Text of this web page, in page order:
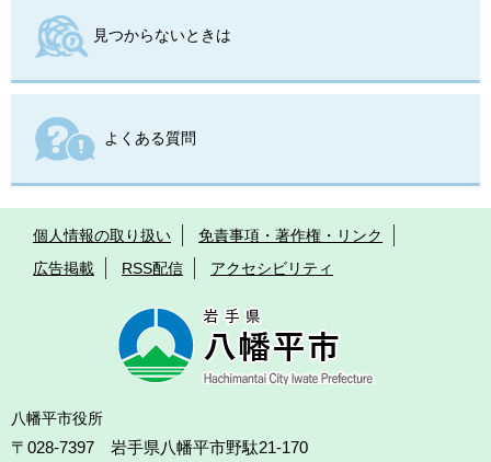
見つからないときは
よくある質問
個人情報の取り扱い
免責事項・著作権・リンク
広告掲載
RSS配信 アクセシビリティ
八幡平市役所
〒028-7397 岩手県八幡平市野駄21-170